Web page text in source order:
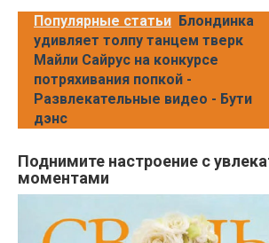
Популярные статьи Блондинка
удивляет толпу танцем тверк
Майли Сайрус на конкурсе
потряхивания попкой -
Развлекательные видео - Бути
дэнс
Поднимите настроение с
моментами